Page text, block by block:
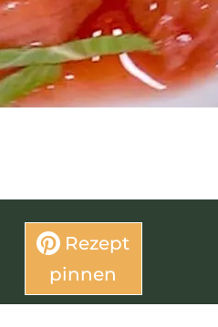
Rezept
pinnen